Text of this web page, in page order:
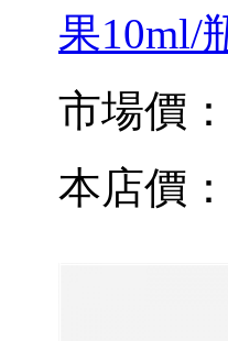
果10ml/
市場價：
本店價：